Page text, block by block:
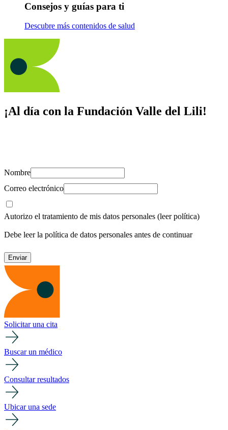
Consejos y guías para ti
Descubre más contenidos de salud
¡Al día con la Fundación Valle del Lili!
Nombre
Correo electrónico
Autorizo el tratamiento de mis datos personales (leer política)
Debe leer la política de datos personales antes de continuar
Solicitar una cita
Buscar un médico
Consultar resultados
Ubicar una sede